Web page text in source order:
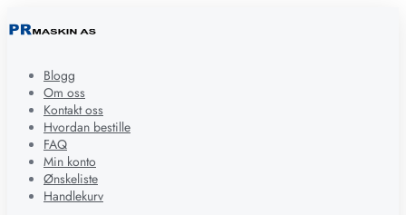
Blogg
Om oss
Kontakt oss
Hvordan bestille
FAQ
Min konto
Ønskeliste
Handlekurv